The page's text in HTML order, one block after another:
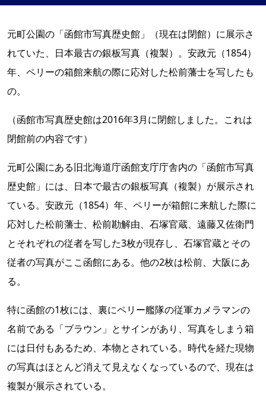
元町公園の「函館市写真歴史館」（現在は閉館）に展示さ
れていた、日本最古の銀板写真（複製）。安政元（1854）
年、ペリーの箱館来航の際に応対した松前藩士を写したも
の。
（函館市写真歴史館は2016年3月に閉館しました。これは
閉館前の内容です）
元町公園にある旧北海道庁函館支庁庁舎内の「函館市写真
歴史館」には、日本で最古の銀板写真（複製）が展示され
ている。安政元（1854）年、ペリーが箱館に来航した際に
応対した松前藩士、松前勘解由、石塚官蔵、遠藤又佐衛門
とそれぞれの従者を写した3枚が現存し、石塚官蔵とその
従者の写真がここ函館にある。他の2枚は松前、大阪にあ
る。
特に函館の1枚には、裏にペリー艦隊の従軍カメラマンの
名前である「ブラウン」とサインがあり、写真をしまう箱
には日付もあるため、本物とされている。時代を経た現物
の写真はほとんど消えて見えなくなっているので、現在は
複製が展示されている。